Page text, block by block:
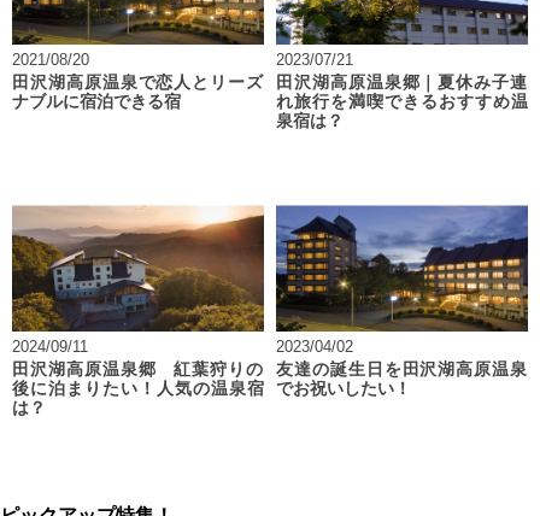
2021/08/20
田沢湖高原温泉で恋人とリーズ
ナブルに宿泊できる宿
2023/07/21
田沢湖高原温泉郷｜夏休み子連
れ旅行を満喫できるおすすめ温
泉宿は？
2024/09/11
田沢湖高原温泉郷 紅葉狩りの
後に泊まりたい！人気の温泉宿
は？
2023/04/02
友達の誕生日を田沢湖高原温泉
でお祝いしたい！